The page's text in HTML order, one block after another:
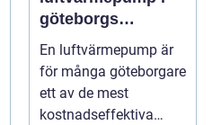
göteborgs
kustklimat
En luftvärmepump är
för många göteborgare
ett av de mest
kostnadseffektiva